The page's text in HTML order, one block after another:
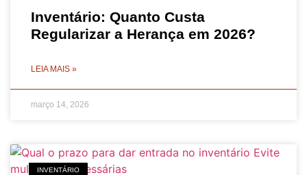
Inventário: Quanto Custa
Regularizar a Herança em 2026?
LEIA MAIS »
março 14, 2026
INVENTÁRIO